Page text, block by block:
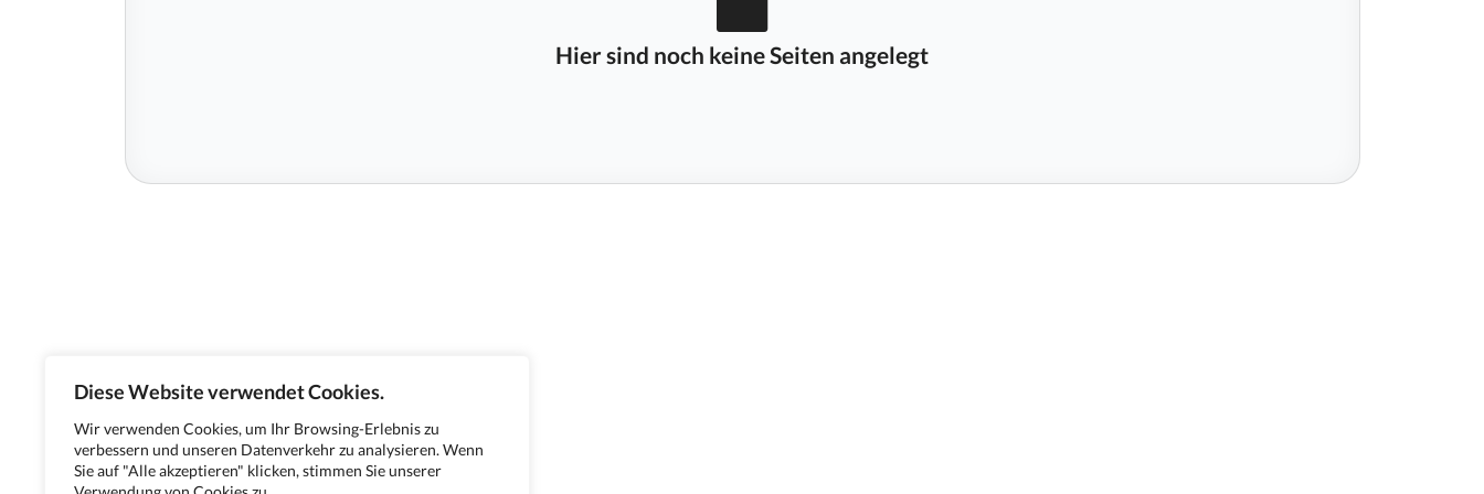
Diese Website verwendet Cookies.
Wir verwenden Cookies, um Ihr Browsing-Erlebnis zu
verbessern und unseren Datenverkehr zu analysieren. Wenn
Sie auf "Alle akzeptieren" klicken, stimmen Sie unserer
Hier sind noch keine Seiten angelegt